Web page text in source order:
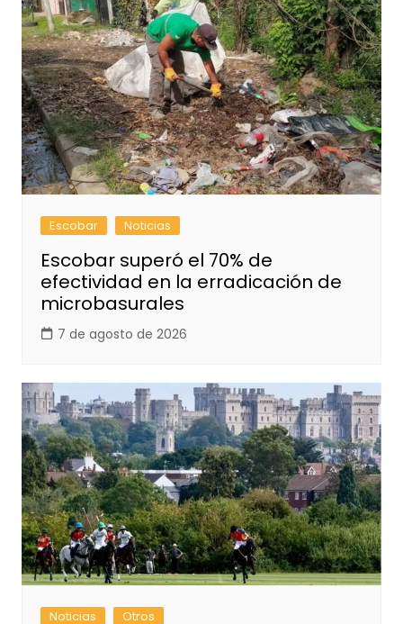
Escobar Noticias
Escobar superó el 70% de
efectividad en la erradicación de
microbasurales
7 de agosto de 2026
Noticias Otros